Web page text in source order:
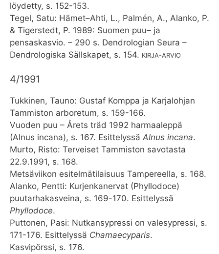
löydetty, s. 152-153.
Tegel, Satu: Hämet–Ahti, L., Palmén, A., Alanko, P.
& Tigerstedt, P. 1989: Suomen puu– ja
pensaskasvio. – 290 s. Dendrologian Seura –
Dendrologiska Sällskapet, s. 154. KIRJA-ARVIO
4/1991
Tukkinen, Tauno: Gustaf Komppa ja Karjalohjan
Tammiston arboretum, s. 159-166.
Vuoden puu – Årets träd 1992 harmaaleppä
(Alnus incana), s. 167. Esittelyssä Alnus incana.
Murto, Risto: Terveiset Tammiston savotasta
22.9.1991, s. 168.
Metsäviikon esitelmätilaisuus Tampereella, s. 168.
Alanko, Pentti: Kurjenkanervat (Phyllodoce)
puutarhakasveina, s. 169-170. Esittelyssä
Phyllodoce.
Puttonen, Pasi: Nutkansypressi on valesypressi, s.
171-176. Esittelyssä Chamaecyparis.
Kasvipörssi, s. 176.